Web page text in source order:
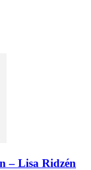
– Lisa Ridzén